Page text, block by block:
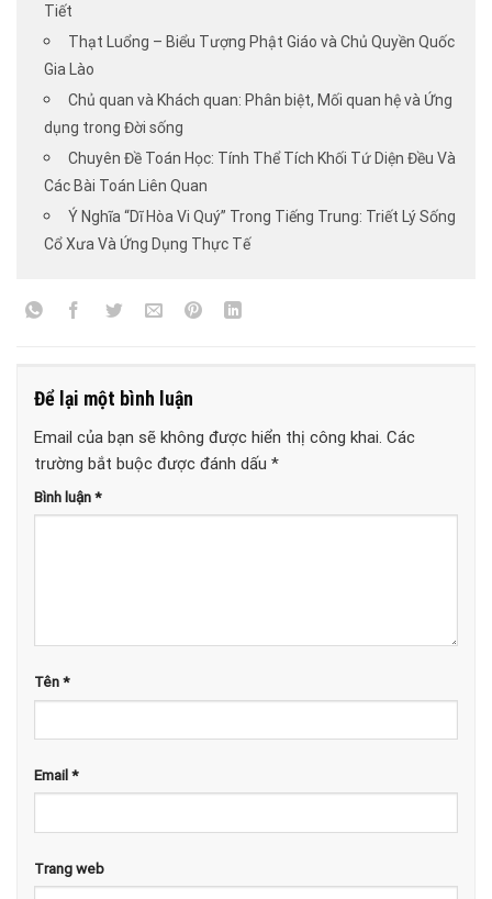
Tiết
Thạt Luổng – Biểu Tượng Phật Giáo và Chủ Quyền Quốc
Gia Lào
Chủ quan và Khách quan: Phân biệt, Mối quan hệ và Ứng
dụng trong Đời sống
Chuyên Đề Toán Học: Tính Thể Tích Khối Tứ Diện Đều Và
Các Bài Toán Liên Quan
Ý Nghĩa “Dĩ Hòa Vi Quý” Trong Tiếng Trung: Triết Lý Sống
Cổ Xưa Và Ứng Dụng Thực Tế
Để lại một bình luận
Email của bạn sẽ không được hiển thị công khai. Các
trường bắt buộc được đánh dấu *
Bình luận*
Tên*
Email*
Trang web